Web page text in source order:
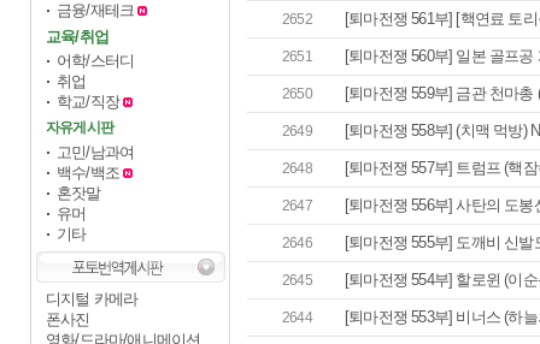
금융/재테크
교육/취업
어학/스터디
취업
학교/직장
자유게시판
고민/남과여
백수/백조
혼잣말
유머
기타
디지털 카메라
폰사진
영화/드라마/애니메이션
2652 [퇴마전쟁 561부] [핵연료 토
2651 [퇴마전쟁 560부] 일본 골프공
2650 [퇴마전쟁 559부] 금관 천마총
2649 [퇴마전쟁 558부] (치맥 먹방)
2648 [퇴마전쟁 557부] 트럼프 (핵
2647 [퇴마전쟁 556부] 사탄의 도봉
2646 [퇴마전쟁 555부] 도깨비 신발
2645 [퇴마전쟁 554부] 할로윈 (이
2644 [퇴마전쟁 553부] 비너스 (하